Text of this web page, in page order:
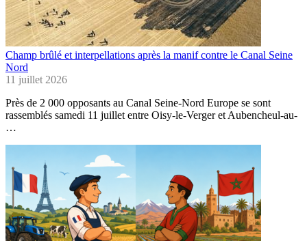
Champ brûlé et interpellations après la manif contre le Canal Seine
Nord
11 juillet 2026
Près de 2 000 opposants au Canal Seine-Nord Europe se sont
rassemblés samedi 11 juillet entre Oisy-le-Verger et Aubencheul-au-
…